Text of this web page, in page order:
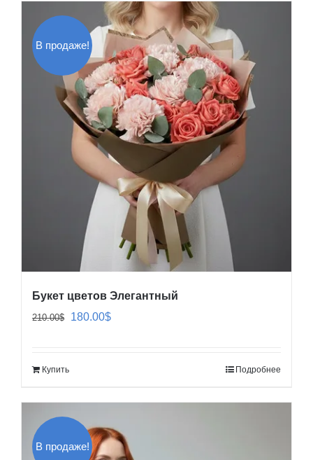
В продаже!
Букет цветов Элегантный
210.00$
Первоначальная
180.00$Текущая
Купить Подробнее
В продаже!